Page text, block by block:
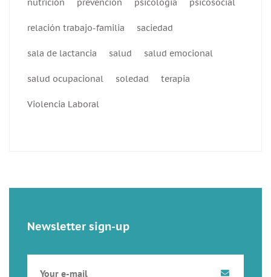
nutrición prevención psicología psicosocial
relación trabajo-familia saciedad
sala de lactancia salud salud emocional
salud ocupacional soledad terapia
Violencia Laboral
Newsletter sign-up